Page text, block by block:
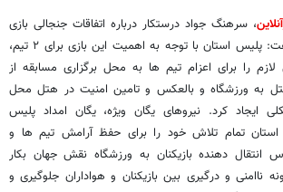
، سرهنگ جواد درستکار درباره اتفاقات جنجالی بازی
پرسپولیس و سپاهان گفت: پلیس استان با توجه به اهمیت این بازی برای ۲ تیم،
لازم را برای اعزام تیم ها به محل برگزاری مسابقه از
به ورزشگاه و بالعکس و تامین امنیت در هتل محل
ایجاد کرد. نیروهای یگان ویژه، یگان امداد پلیس
تمام تلاش خود را برای حفظ آرامش تیم ها و
انتقال دهنده بازیکنان به ورزشگاه نقش جهان بکار
ناامنی و درگیری بین بازیکنان و هواداران جلوگیری و